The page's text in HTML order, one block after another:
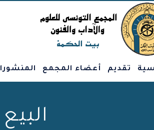
تقديم أعضاء المجمع